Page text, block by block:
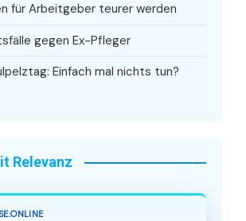
für Arbeitgeber teurer werden
gegen Ex-Pfleger
Einfach mal nichts tun?
Relevanz